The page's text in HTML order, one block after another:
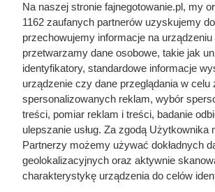
Jedna z
właśnie mocno
przyciąga klientów do
Dallmayr Classic 500 g w Dino w
Sprawdź cenę kawy mielonej i ziarnistej,
oraz termin jej ważności.
Na naszej stronie fajnegotowanie.pl, my
1162 zaufanych partnerów uzyskujemy
przechowujemy informacje na urządzeniu
przetwarzamy dane osobowe, takie jak
identyfikatory, standardowe informacje
urządzenie czy dane przeglądania w celu
spersonalizowanych reklam, wybór
treści, pomiar reklam i treści, badanie
ulepszanie usług. Za zgodą Użytkownika
Partnerzy możemy używać dokładnych
geolokalizacyjnych oraz aktywnie
charakterystykę urządzenia do celów